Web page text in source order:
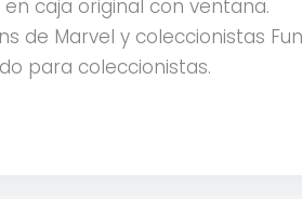
caja original con ventana.
de Marvel y coleccionistas
para coleccionistas.